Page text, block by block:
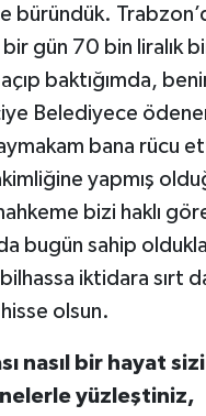
büründük.
gün 70 bin liralık
baktığımda,
Belediyece
bana rücu
yapmış
bizi haklı
bugün sahip
iktidara sırt
olsun.
nasıl bir hayat sizi
yüzleştiniz,